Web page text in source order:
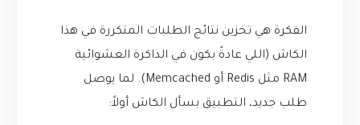
الفكرة هي تخزين نتائج الطلبات المتكررة في هذا
الكاش (اللي عادةً بكون في الذاكرة العشوائية
RAM مثل Redis أو Memcached). لما يوصل
طلب جديد، التطبيق بسأل الكاش أولاً: